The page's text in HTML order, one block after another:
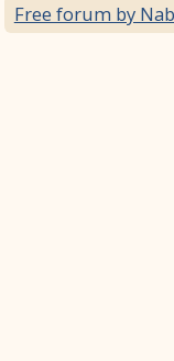
Free forum by